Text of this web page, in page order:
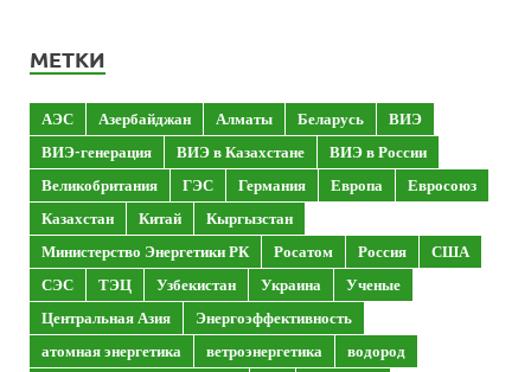
МЕТКИ
АЭС Азербайджан Алматы Беларусь
ВИЭ
ВИЭ-генерация
ВИЭ в Казахстане
ВИЭ в России
Великобритания
ГЭС Германия Европа
Евросоюз
Казахстан
Китай
Кыргызстан
Министерство Энергетики РК
Росатом Россия
США
СЭС
ТЭЦ Узбекистан Украина
Ученые
Центральная Азия
Энергоэффективность
атомная энергетика
ветроэнергетика
водород